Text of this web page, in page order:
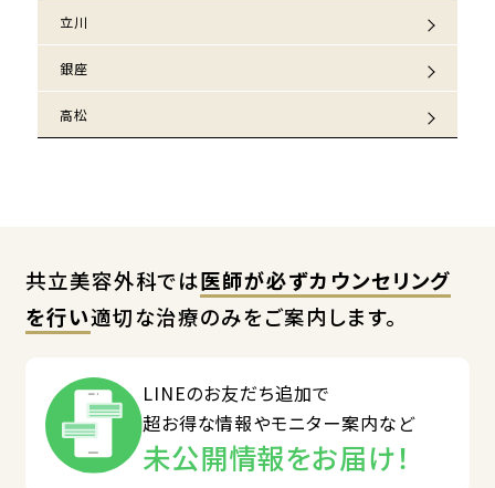
立川
銀座
高松
共立美容外科では医師が必ずカウンセリング
を行い適切な治療のみをご案内します。
LINEのお友だち追加で
超お得な情報やモニター案内など
未公開情報をお届け！